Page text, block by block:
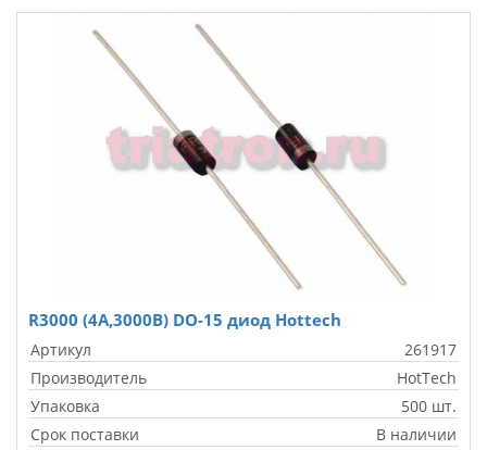
R3000 (4A,3000В) DO-15 диод Hottech
Артикул
261917
Производитель
HotTech
Упаковка
500 шт.
Срок поставки
В наличии